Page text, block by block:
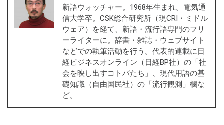
新語ウォッチャー。1968年生まれ。電気通
信大学卒。CSK総合研究所（現CRI・ミドル
ウェア）を経て、新語・流行語専門のフリ
ーライターに。辞書・雑誌・ウェブサイト
などでの執筆活動を行う。代表的連載に日
経ビジネスオンライン（日経BP社）の「社
会を映し出すコトバたち」、現代用語の基
礎知識（自由国民社）の「流行観測」欄な
ど。